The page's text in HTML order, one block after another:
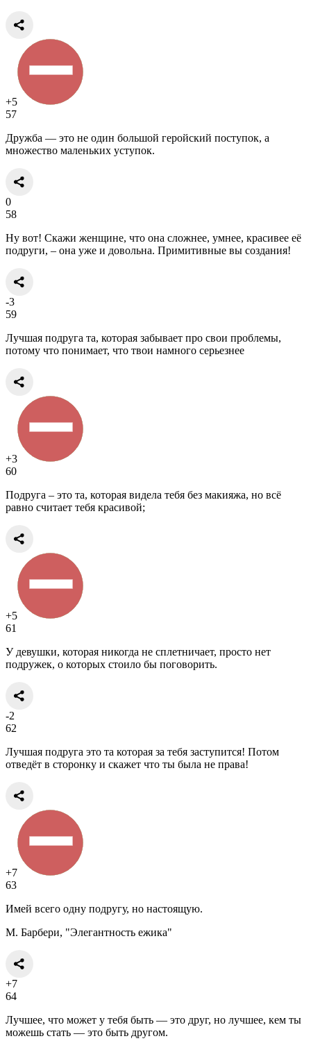
+5
57
Дружба — это не один большой геройский поступок, а
множество маленьких уступок.
0
58
Ну вот! Скажи женщине, что она сложнее, умнее, красивее её
подруги, – она уже и довольна. Примитивные вы создания!
-3
59
Лучшая подруга та, которая забывает про свои проблемы,
потому что понимает, что твои намного серьезнее
+3
60
Подруга – это та, которая видела тебя без макияжа, но всё
равно считает тебя красивой;
+5
61
У девушки, которая никогда не сплетничает, просто нет
подружек, о которых стоило бы поговорить.
-2
62
Лучшая подруга это та которая за тебя заступится! Потом
отведёт в сторонку и скажет что ты была не права!
+7
63
Имей всего одну подругу, но настоящую.
М. Барбери, "Элегантность ежика"
+7
64
Лучшее, что может у тебя быть — это друг, но лучшее, кем ты
можешь стать — это быть другом.